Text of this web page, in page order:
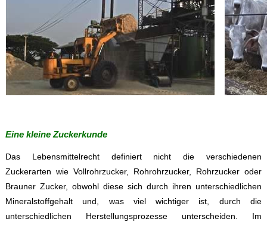
Eine kleine Zuckerkunde
Das Lebensmittelrecht definiert nicht die verschiedenen
Zuckerarten wie Vollrohrzucker, Rohrohrzucker, Rohrzucker oder
Brauner Zucker, obwohl diese sich durch ihren unterschiedlichen
Mineralstoffgehalt und, was viel wichtiger ist, durch die
unterschiedlichen Herstellungsprozesse unterscheiden. Im